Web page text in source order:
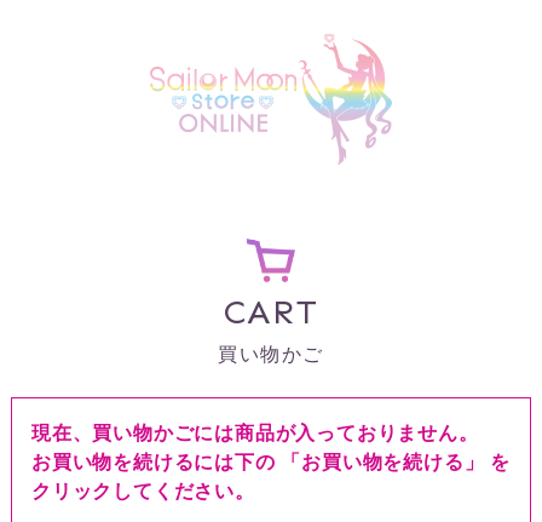
CART
買い物かご
現在、買い物かごには商品が入っておりません。
お買い物を続けるには下の 「お買い物を続ける」 を
クリックしてください。